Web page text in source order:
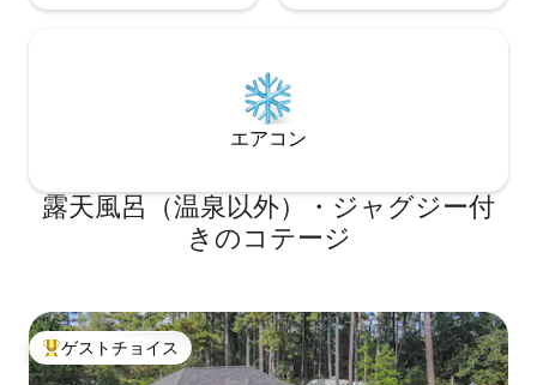
エアコン
露天風呂（温泉以外）・ジャグジー付
きのコテージ
大好評のゲストチョイスです。
ゲストチョイス